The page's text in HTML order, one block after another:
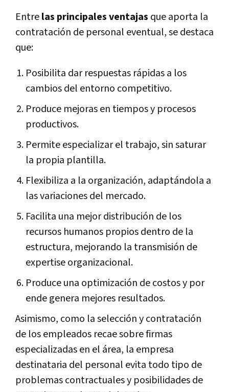
Entrelas principales ventajas que aporta la
contratación de personal eventual, se destaca
que:
Posibilita dar respuestas rápidas a los
cambios del entorno competitivo.
Produce mejoras en tiempos y procesos
productivos.
Permite especializar el trabajo, sin saturar
la propia plantilla.
Flexibiliza a la organización, adaptándola a
las variaciones del mercado.
Facilita una mejor distribución de los
recursos humanos propios dentro de la
estructura, mejorando la transmisión de
expertise organizacional.
Produce una optimización de costos y por
ende genera mejores resultados.
Asimismo, como la selección y contratación
de los empleados recae sobre firmas
especializadas en el área, la empresa
destinataria del personal evita todo tipo de
problemas contractuales y posibilidades de